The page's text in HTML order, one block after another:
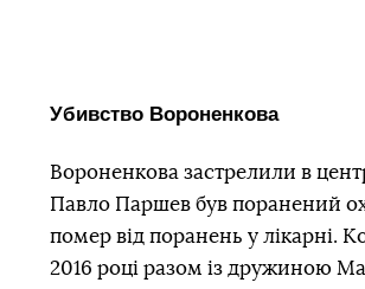
Убивство Вороненкова
Вороненкова застрелили в
Павло Паршев був поранений
помер від поранень у лікарні.
2016 році разом із дружиною